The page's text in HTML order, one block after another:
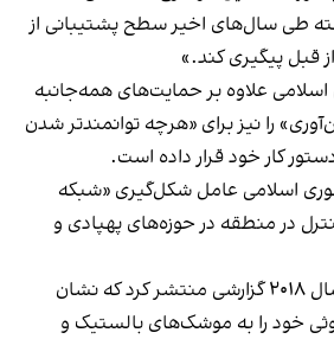
طی سال‌های اخیر سطح پشتیبانی از
قبل پیگیری کند.»
علاوه بر حمایت‌های همه‌جانبه
را نیز برای «هرچه توانمندتر شدن
کار خود قرار داده است.
اسلامی عامل شکل‌گیری «شبکه
در منطقه در حوزه‌های پهپادی و
سازمان ملل در ژوییه سال ۲۰۱۸ گزارشی منتشر کرد که نشان
خود را به موشک‌های بالستیک و